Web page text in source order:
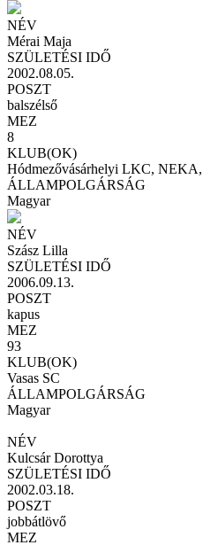
NÉV
Mérai Maja
SZÜLETÉSI IDŐ
2002.08.05.
POSZT
balszélső
MEZ
8
KLUB(OK)
Hódmezővásárhelyi LKC, NEKA,
ÁLLAMPOLGÁRSÁG
Magyar
NÉV
Szász Lilla
SZÜLETÉSI IDŐ
2006.09.13.
POSZT
kapus
MEZ
93
KLUB(OK)
Vasas SC
ÁLLAMPOLGÁRSÁG
Magyar
NÉV
Kulcsár Dorottya
SZÜLETÉSI IDŐ
2002.03.18.
POSZT
jobbátlövő
MEZ